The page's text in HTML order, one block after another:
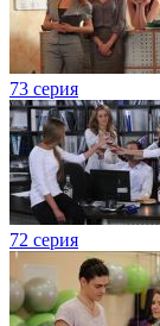
73 серия
72 серия